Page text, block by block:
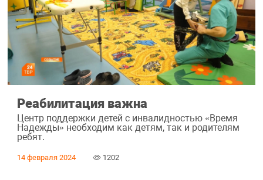
Реабилитация важна
Центр поддержки детей с инвалидностью «Время
Надежды» необходим как детям, так и родителям
ребят.
14 февраля 2024 1202